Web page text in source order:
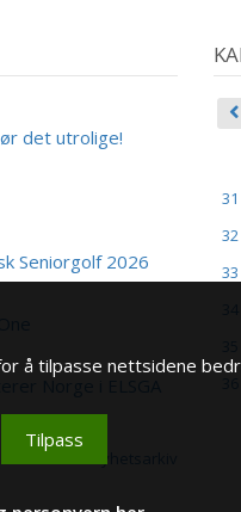
det utrolige!
Seniorgolf 2026
31
32
33
å tilpasse nettsidene
Tilpass